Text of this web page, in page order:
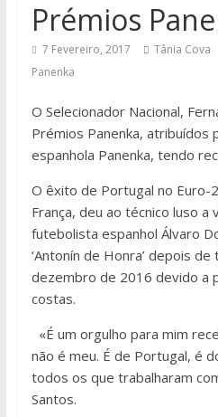
Prémios
7 Fevereiro, 2017 Tânia Cova
Panenka
O Selecionador Nacional,
Prémios Panenka, atribuídos
espanhola Panenka, tendo
O êxito de Portugal no Euro-
França, deu ao técnico luso a
futebolista espanhol Álvaro
‘Antonín de Honra’ depois
dezembro de 2016 devido a
costas.
«É um orgulho para mim
não é meu. É de Portugal, é
todos os que trabalharam
Santos.